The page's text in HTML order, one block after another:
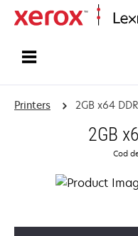
Printers 2GB x64
2GB
Cod